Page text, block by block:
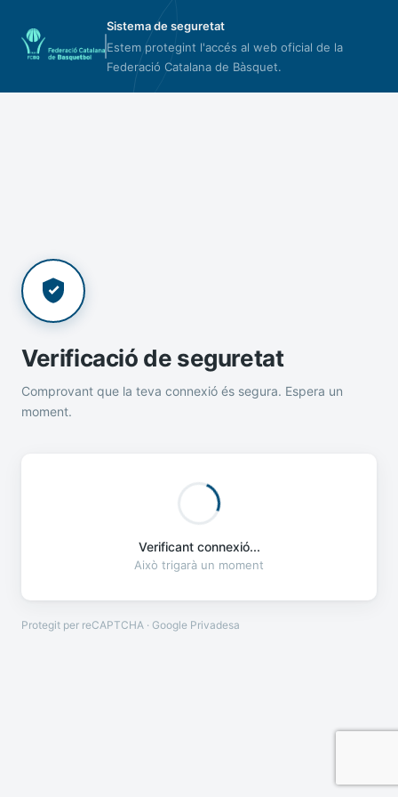
Sistema de seguretat
Estem protegint l'accés al web oficial de la
Federació Catalana de Bàsquet.
Verificació de seguretat
Comprovant que la teva connexió és segura. Espera un
moment.
Verificant connexió...
Això trigarà un moment
Protegit per reCAPTCHA · Google Privadesa